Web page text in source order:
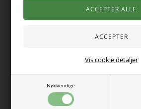
Nødvendige
Vis cookie detaljer
Vælg Størrelse
Sødeste bikini fra Name it med
er i trekantform hvor stropperne går op
ryggen. Bikinien er lavet i det fineste